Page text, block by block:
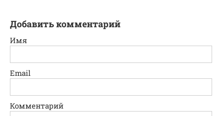
Добавить комментарий
Имя
Email
Комментарий